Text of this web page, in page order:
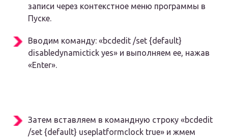
записи через контекстное меню программы в
Пуске.
Вводим команду: «bcdedit /set {default}
disabledynamictick yes» и выполняем ее, нажав
«Enter».
Затем вставляем в командную строку «bcdedit
/set {default} useplatformclock true» и жмем